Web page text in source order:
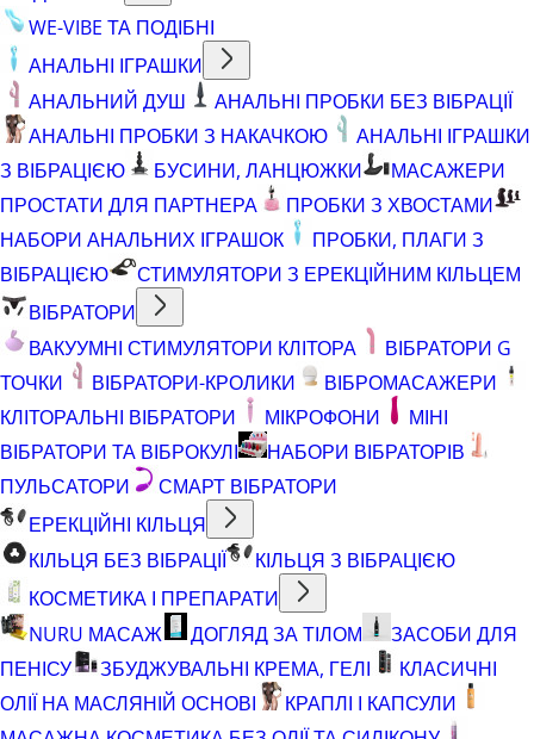
WE-VIBE ТА ПОДІБНІ
АНАЛЬНІ ІГРАШКИ
АНАЛЬНИЙ ДУШ
АНАЛЬНІ ПРОБКИ БЕЗ ВІБРАЦІЇ
АНАЛЬНІ ПРОБКИ З НАКАЧКОЮ
АНАЛЬНІ ІГРАШКИ
З ВІБРАЦІЄЮ
БУСИНИ, ЛАНЦЮЖКИ
МАСАЖЕРИ
ПРОСТАТИ ДЛЯ ПАРТНЕРА
ПРОБКИ З ХВОСТАМИ
НАБОРИ АНАЛЬНИХ ІГРАШОК
ПРОБКИ, ПЛАГИ З
ВІБРАЦІЄЮ
СТИМУЛЯТОРИ З ЕРЕКЦІЙНИМ КІЛЬЦЕМ
ВІБРАТОРИ
ВАКУУМНІ СТИМУЛЯТОРИ КЛІТОРА
ВІБРАТОРИ G
ТОЧКИ
ВІБРАТОРИ-КРОЛИКИ
ВІБРОМАСАЖЕРИ
КЛІТОРАЛЬНІ ВІБРАТОРИ
МІКРОФОНИ
МІНІ
ВІБРАТОРИ ТА ВІБРОКУЛІ
НАБОРИ ВІБРАТОРІВ
ПУЛЬСАТОРИ
СМАРТ ВІБРАТОРИ
ЕРЕКЦІЙНІ КІЛЬЦЯ
КІЛЬЦЯ БЕЗ ВІБРАЦІЇ
КІЛЬЦЯ З ВІБРАЦІЄЮ
КОСМЕТИКА І ПРЕПАРАТИ
NURU МАСАЖ
ДОГЛЯД ЗА ТІЛОМ
ЗАСОБИ ДЛЯ
ПЕНІСУ
ЗБУДЖУВАЛЬНІ КРЕМА, ГЕЛІ
КЛАСИЧНІ
ОЛІЇ НА МАСЛЯНІЙ ОСНОВІ
КРАПЛІ І КАПСУЛИ